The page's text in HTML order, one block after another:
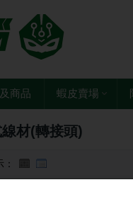
商品 蝦皮賣場
材(轉接頭)
：